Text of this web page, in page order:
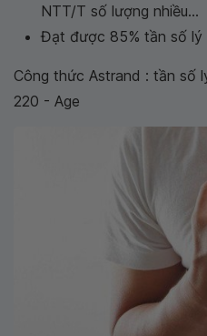
NTT/T số lượng nhiều...
Đạt được 85% tần số lý
Công thức Astrand : tần số
220 - Age